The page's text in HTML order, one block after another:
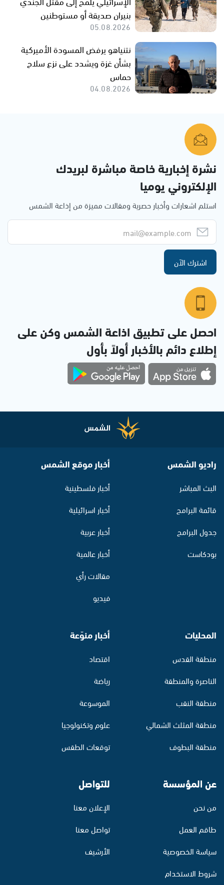
بنيران صديقة أو مستوطنين
05.08.2026
نتنياهو يرفض المسودة الأميركية
بشأن غزة ويشدد على نزع سلاح
حماس
04.08.2026
نشرة إخبارية خاصة مباشرة لبريدك
الإلكتروني يوميا
استلم اشعارات وأخبار حصرية ومقالات مميزة من إذاعة الشمس
اشترك الآن
احصل على تطبيق اذاعة الشمس وكن على
إطلاع دائم بالأخبار أولاً بأول
راديو الشمس
البث المباشر
قائمة البرامج
جدول البرامج
بودكاست
أخبار موقع الشمس
أخبار فلسطينية
أخبار اسرائيلية
أخبار عربية
أخبار عالمية
مقالات رأي
فيديو
المحليات
منطقة القدس
الناصرة والمنطقة
منطقة النقب
منطقة المثلث الشمالي
منطقة البطوف
أخبار منوّعة
اقتصاد
رياضة
الموسوعة
علوم وتكنولوجيا
توقعات الطقس
عن المؤسسة
من نحن
طاقم العمل
سياسة الخصوصية
شروط الاستخدام
للتواصل
الإعلان معنا
تواصل معنا
الأرشيف